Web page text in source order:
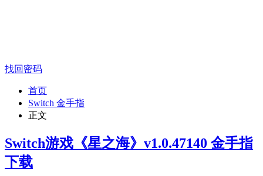
找回密码
首页
Switch 金手指
正文
Switch游戏《星之海》v1.0.47140 金手指
下载